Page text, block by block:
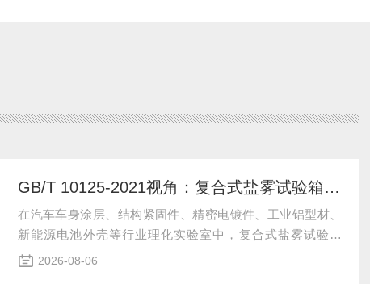
GB/T 10125-2021视角：复合式盐雾试验箱选型指南：沉降均匀性与耐蚀性解析
在汽车车身涂层、结构紧固件、精密电镀件、工业铝型材、
新能源电池外壳等行业理化实验室中，复合式盐雾试验箱
（循环腐蚀试验箱CCT）是开展多工况交变腐蚀测试的核心
2026-08-06